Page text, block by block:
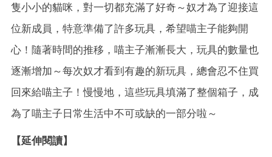
隻小小的貓咪，對一切都充滿了好奇～奴才為了迎接這
位新成員，特意準備了許多玩具，希望喵主子能夠開
心！隨著時間的推移，喵主子漸漸長大，玩具的數量也
逐漸增加～每次奴才看到有趣的新玩具，總會忍不住買
回來給喵主子！慢慢地，這些玩具填滿了整個箱子，成
為了喵主子日常生活中不可或缺的一部分啦～
【延伸閱讀】